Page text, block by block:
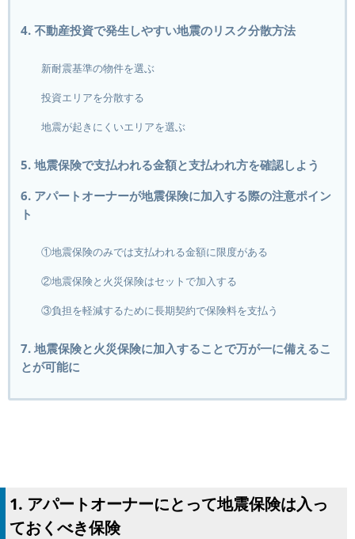
4. 不動産投資で発生しやすい地震のリスク分散方法
新耐震基準の物件を選ぶ
投資エリアを分散する
地震が起きにくいエリアを選ぶ
5. 地震保険で支払われる金額と支払われ方を確認しよう
6. アパートオーナーが地震保険に加入する際の注意ポイン
ト
①地震保険のみでは支払われる金額に限度がある
②地震保険と火災保険はセットで加入する
③負担を軽減するために長期契約で保険料を支払う
7. 地震保険と火災保険に加入することで万が一に備えるこ
とが可能に
1. アパートオーナーにとって地震保険は入っ
ておくべき保険